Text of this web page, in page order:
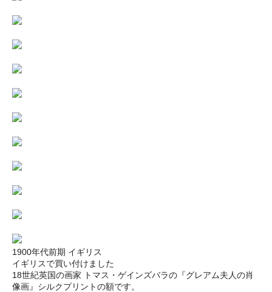
1900年代前期 イギリス
イギリスで買い付けました
18世紀英国の画家 トマス・ゲインズバラの『グレアム夫人の肖
像画』シルクプリントの額です。